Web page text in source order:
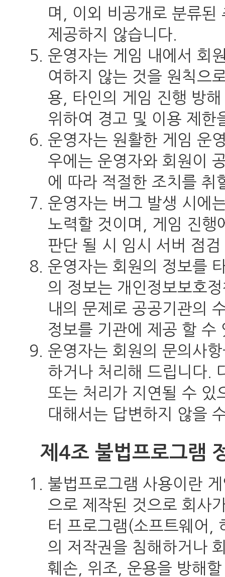
며, 이외 비공개로 분류된
제공하지 않습니다.
운영자는 게임 내에서 회
여하지 않는 것을 원칙으
용, 타인의 게임 진행 방
위하여 경고 및 이용 제한
운영자는 원활한 게임 운
우에는 운영자와 회원이
에 따라 적절한 조치를 취
운영자는 버그 발생 시에
노력할 것이며, 게임 진행
판단 될 시 임시 서버 점
운영자는 회원의 정보를
의 정보는 개인정보보호
내의 문제로 공공기관의
정보를 기관에 제공 할 수
운영자는 회원의 문의사
하거나 처리해 드립니다.
또는 처리가 지연될 수 있
대해서는 답변하지 않을
제4조 불법프로그램
불법프로그램 사용이란
으로 제작된 것으로 회사
터 프로그램(소프트웨어,
의 저작권을 침해하거나
훼손, 위조, 운용을 방해